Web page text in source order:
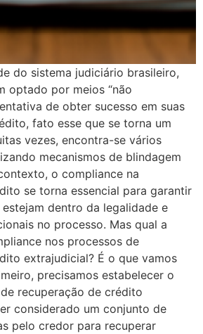
do sistema judiciário brasileiro,
optado por meios “não
de obter sucesso em suas
fato esse que se torna um
vezes, encontra-se vários
mecanismos de blindagem
o compliance na
se torna essencial para garantir
dentro da legalidade e
no processo. Mas qual a
nos processos de
extrajudicial? É o que vamos
precisamos estabelecer o
recuperação de crédito
considerado um conjunto de
pelo credor para recuperar